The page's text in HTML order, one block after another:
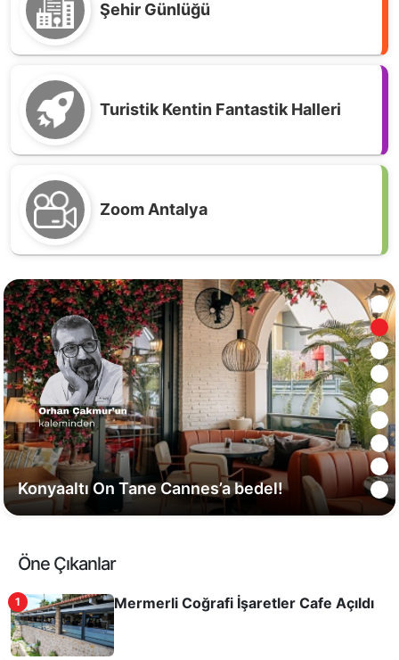
Şehir Günlüğü
Turistik Kentin Fantastik Halleri
Zoom Antalya
“Tuhaf Tuptuhaf” bir yemekten notlar!
Konyaaltı On Tane Cannes’a bedel!
Öne Çıkanlar
1 Mermerli Coğrafi İşaretler Cafe Açıldı